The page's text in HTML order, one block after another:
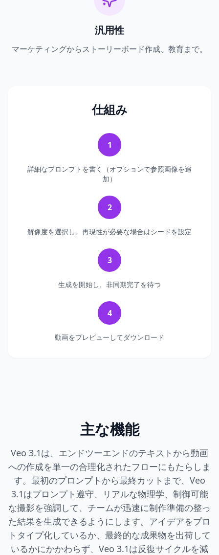
汎用性
マーケティングからストーリーボード作成、教育まで。
仕組み
1
詳細なプロンプトを書く（オプションで参照画像を追
加）
2
解像度を選択し、再現性が必要な場合はシードを設定
3
生成を開始し、非同期完了を待つ
4
動画をプレビューしてダウンロード
主な機能
Veo 3.1は、エンドツーエンドのテキストから動画
への作成を単一の合理化されたフローにもたらしま
す。最初のプロンプトから最終カットまで、Veo
3.1はプロンプト遵守、リアルな物理学、制御可能
な撮影を強調して、チームが迅速に制作準備の整っ
た結果を生成できるようにします。アイデアをプロ
トタイプ化しているか、最終的な成果物を出荷して
いるかにかかわらず、Veo 3.1は反復サイクルを減